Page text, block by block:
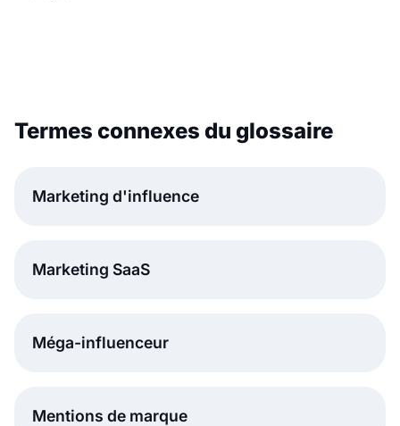
Termes connexes du glossaire
Marketing d'influence
Marketing SaaS
Méga-influenceur
Mentions de marque